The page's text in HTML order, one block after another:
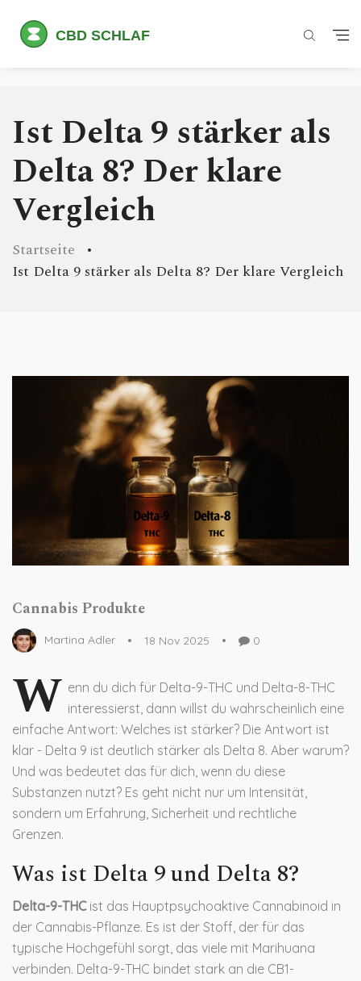
Ist Delta 9 stärker als
Delta 8? Der klare
Vergleich
Startseite
Ist Delta 9 stärker als Delta 8? Der klare Vergleich
Cannabis Produkte
Martina Adler 18 Nov 2025 0
W enn du dich für Delta-9-THC und Delta-8-THC
interessierst, dann willst du wahrscheinlich eine
einfache Antwort: Welches ist stärker? Die Antwort ist
klar - Delta 9 ist deutlich stärker als Delta 8. Aber warum?
Und was bedeutet das für dich, wenn du diese
Substanzen nutzt? Es geht nicht nur um Intensität,
sondern um Erfahrung, Sicherheit und rechtliche
Grenzen.
Was ist Delta 9 und Delta 8?
Delta-9-THCist das Hauptpsychoaktive Cannabinoid in
der Cannabis-Pflanze. Es ist der Stoff, der für das
typische Hochgefühl sorgt, das viele mit Marihuana
verbinden. Delta-9-THC bindet stark an die CB1-